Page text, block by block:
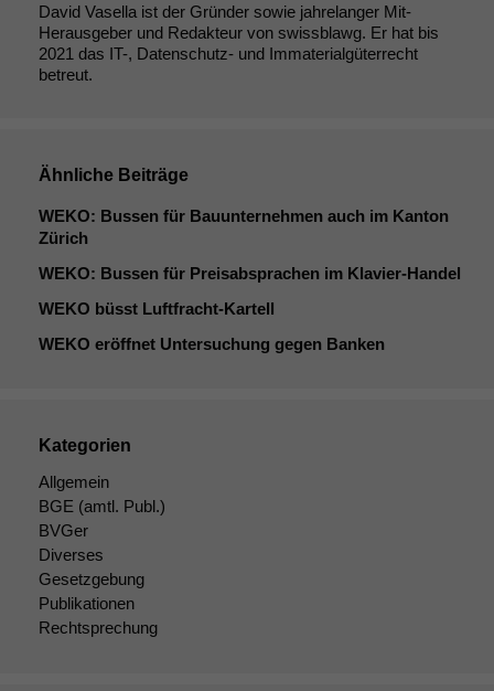
David Vasella ist der Gründer sowie jahrelanger Mit-
Herausgeber und Redakteur von swissblawg. Er hat bis
2021 das IT-, Datenschutz- und Immaterialgüterrecht
betreut.
Ähnliche Beiträge
WEKO: Bussen für Bauunternehmen auch im Kanton
Zürich
WEKO: Bussen für Preisabsprachen im Klavier-Handel
WEKO büsst Luftfracht-Kartell
WEKO eröffnet Untersuchung gegen Banken
Kategorien
Allgemein
BGE (amtl. Publ.)
BVGer
Diverses
Gesetzgebung
Publikationen
Rechtsprechung